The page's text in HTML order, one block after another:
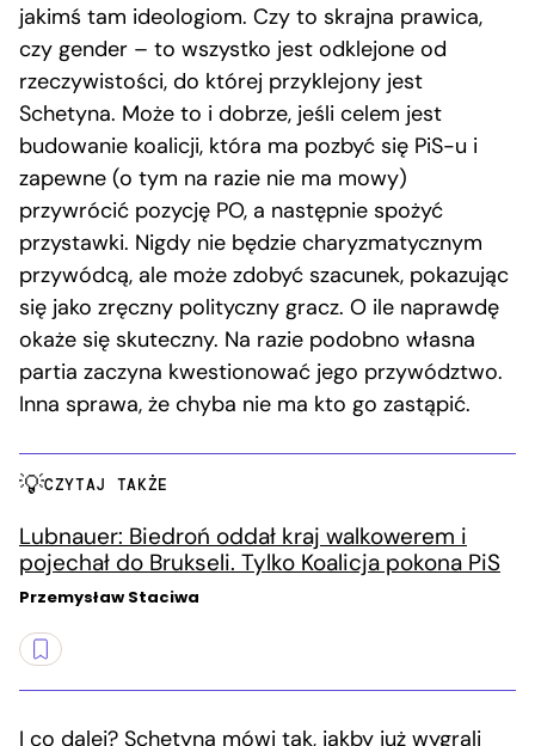
jakimś tam ideologiom. Czy to skrajna prawica,
czy gender – to wszystko jest odklejone od
rzeczywistości, do której przyklejony jest
Schetyna. Może to i dobrze, jeśli celem jest
budowanie koalicji, która ma pozbyć się PiS-u i
zapewne (o tym na razie nie ma mowy)
przywrócić pozycję PO, a następnie spożyć
przystawki. Nigdy nie będzie charyzmatycznym
przywódcą, ale może zdobyć szacunek, pokazując
się jako zręczny polityczny gracz. O ile naprawdę
okaże się skuteczny. Na razie podobno własna
partia zaczyna kwestionować jego przywództwo.
Inna sprawa, że chyba nie ma kto go zastąpić.
CZYTAJ TAKŻE
Lubnauer: Biedroń oddał kraj walkowerem i
pojechał do Brukseli. Tylko Koalicja pokona PiS
Przemysław Staciwa
I co dalej? Schetyna mówi tak, jakby już wygrali